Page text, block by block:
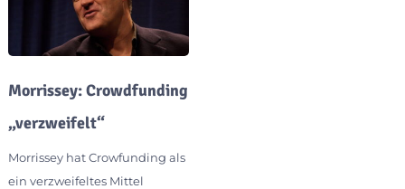
Morrissey: Crowdfunding
„verzweifelt“
Morrissey hat Crowfunding als
ein verzweifeltes Mittel